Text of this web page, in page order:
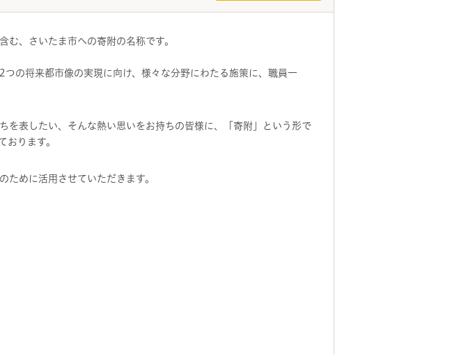
、さいたま市への寄附の名称です。
の将来都市像の実現に向け、様々な分野にわたる施策に、職員一
表したい、そんな熱い思いをお持ちの皆様に、「寄附」という形で
おります。
めに活用させていただきます。